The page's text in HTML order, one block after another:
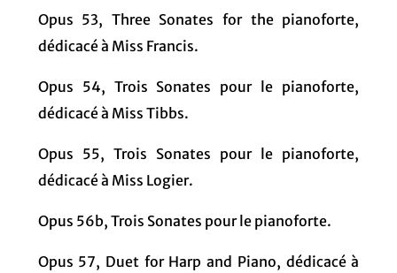
Opus 53, Three Sonates for the pianoforte,
dédicacé à Miss Francis.
Opus 54, Trois Sonates pour le pianoforte,
dédicacé à Miss Tibbs.
Opus 55, Trois Sonates pour le pianoforte,
dédicacé à Miss Logier.
Opus 56b, Trois Sonates pour le pianoforte.
Opus 57, Duet for Harp and Piano, dédicacé à